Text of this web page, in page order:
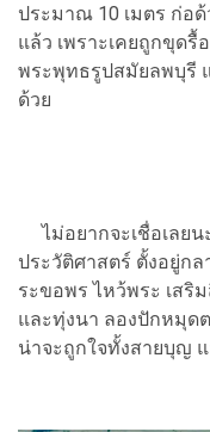
ประมาณ 10 เมตร ก่อ
แล้ว เพราะเคยถูกขุด
พระพุทธรูปสมัยลพบุรี
ด้วย
ไม่อยากจะเชื่อเลยน
ประวัติศาสตร์ ตั้งอยู่ก
ระขอพร ไหว้พระ เสริ
และทุ่งนา ลองปักหมุด
น่าจะถูกใจทั้งสายบุญ